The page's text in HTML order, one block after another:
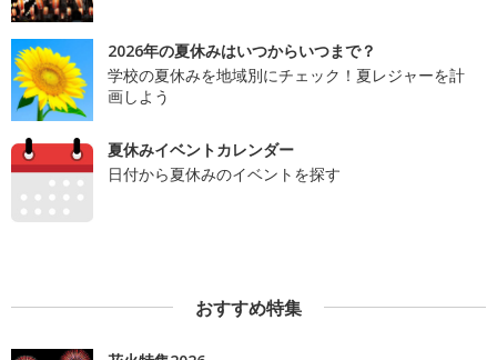
2026年の夏休みはいつからいつまで？
学校の夏休みを地域別にチェック！夏レジャーを計
画しよう
夏休みイベントカレンダー
日付から夏休みのイベントを探す
おすすめ特集